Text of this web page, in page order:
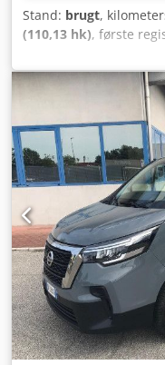
Stand: brugt,
(110,13 hk), første
mekanisk, antal
Dcsdozgyxdopfx Adrjk